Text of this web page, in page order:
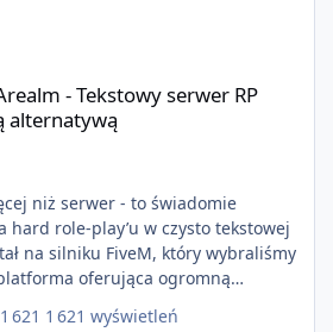
- Tekstowy serwer RP
alternatywą
niż serwer - to świadomie
hard role-play’u w czysto tekstowej
na silniku FiveM, który wybraliśmy
oferująca ogromną
szybszy rozwój systemów niż w
1 621 wyświetleń